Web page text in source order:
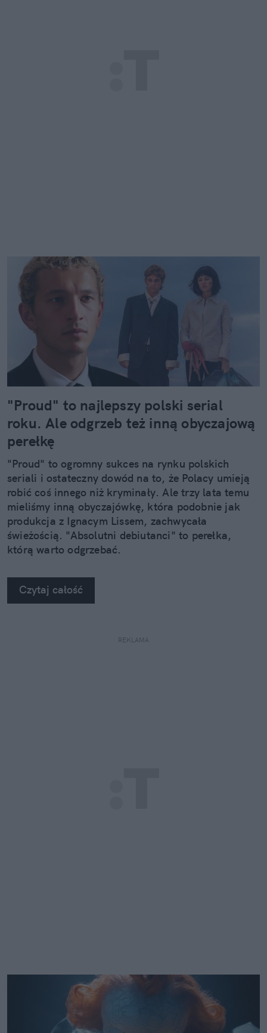
"Proud" to najlepszy polski serial
roku. Ale odgrzeb też inną obyczajową
perełkę
"Proud" to ogromny sukces na rynku polskich
seriali i ostateczny dowód na to, że Polacy umieją
robić coś innego niż kryminały. Ale trzy lata temu
mieliśmy inną obyczajówkę, która podobnie jak
produkcja z Ignacym Lissem, zachwycała
świeżością. "Absolutni debiutanci" to perełka,
którą warto odgrzebać.
Czytaj całość
REKLAMA